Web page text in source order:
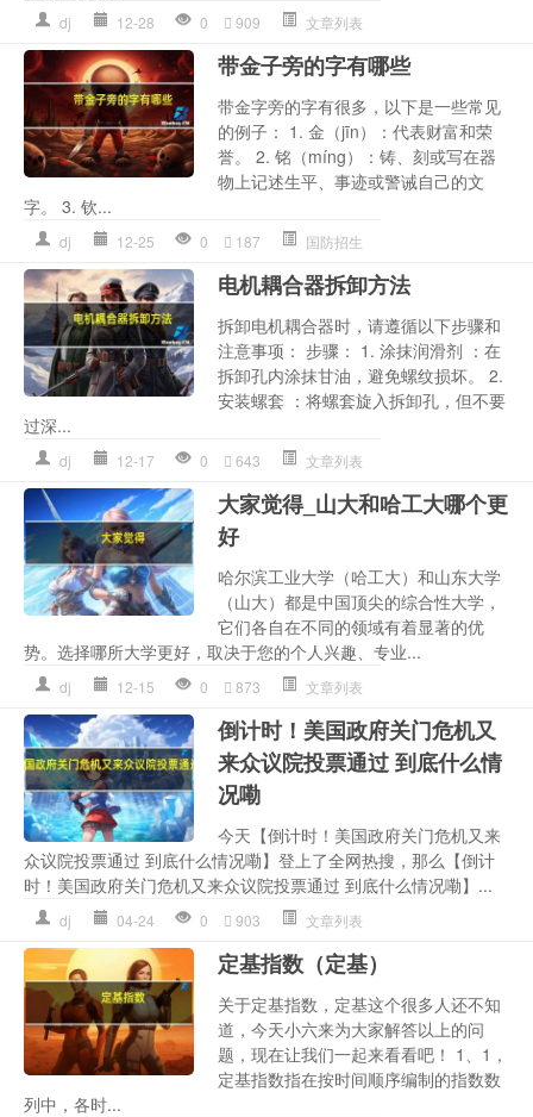
dj 12-28 0 909 文章列表
带金子旁的字有哪些
带金字旁的字有很多，以下是一些常见
的例子： 1. 金（jīn）：代表财富和荣
誉。 2. 铭（míng）：铸、刻或写在器
物上记述生平、事迹或警诫自己的文
字。 3. 钦...
dj 12-25 0 187 国防招生
电机耦合器拆卸方法
拆卸电机耦合器时，请遵循以下步骤和
注意事项： 步骤： 1. 涂抹润滑剂 ：在
拆卸孔内涂抹甘油，避免螺纹损坏。 2.
安装螺套 ：将螺套旋入拆卸孔，但不要
过深...
dj 12-17 0 643 文章列表
大家觉得_山大和哈工大哪个更
好
哈尔滨工业大学（哈工大）和山东大学
（山大）都是中国顶尖的综合性大学，
它们各自在不同的领域有着显著的优
势。选择哪所大学更好，取决于您的个人兴趣、专业...
dj 12-15 0 873 文章列表
倒计时！美国政府关门危机又
来众议院投票通过 到底什么情
况嘞
今天【倒计时！美国政府关门危机又来
众议院投票通过 到底什么情况嘞】登上了全网热搜，那么【倒计
时！美国政府关门危机又来众议院投票通过 到底什么情况嘞】...
dj 04-24 0 903 文章列表
定基指数（定基）
关于定基指数，定基这个很多人还不知
道，今天小六来为大家解答以上的问
题，现在让我们一起来看看吧！ 1、1，
定基指数指在按时间顺序编制的指数数
列中，各时...